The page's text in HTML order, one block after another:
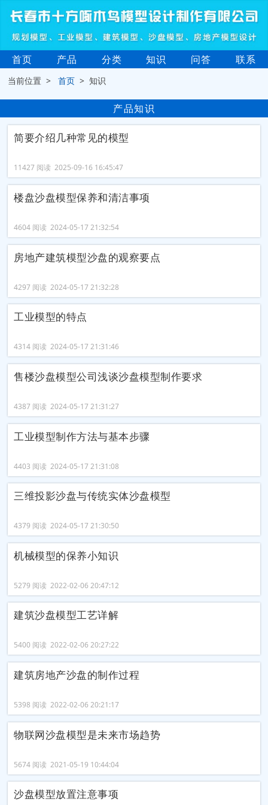
首页 产品 分类 知识 问答 联系
当前位置 >首页 > 知识
产品知识
简要介绍几种常见的模型
11427 阅读 2025-09-16 16:45:47
楼盘沙盘模型保养和清洁事项
4604 阅读 2024-05-17 21:32:54
房地产建筑模型沙盘的观察要点
4297 阅读 2024-05-17 21:32:28
工业模型的特点
4314 阅读 2024-05-17 21:31:46
售楼沙盘模型公司浅谈沙盘模型制作要求
4387 阅读 2024-05-17 21:31:27
工业模型制作方法与基本步骤
4403 阅读 2024-05-17 21:31:08
三维投影沙盘与传统实体沙盘模型
4379 阅读 2024-05-17 21:30:50
机械模型的保养小知识
5279 阅读 2022-02-06 20:47:12
建筑沙盘模型工艺详解
5400 阅读 2022-02-06 20:27:22
建筑房地产沙盘的制作过程
5398 阅读 2022-02-06 20:21:17
物联网沙盘模型是未来市场趋势
5674 阅读 2021-05-19 10:44:04
沙盘模型放置注意事项